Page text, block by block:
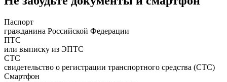
Паспорт
гражданина Российской Федерации
ПТС
или выписку из ЭПТС
СТС
свидетельство о регистрации транспортного средства (СТС)
Смартфон